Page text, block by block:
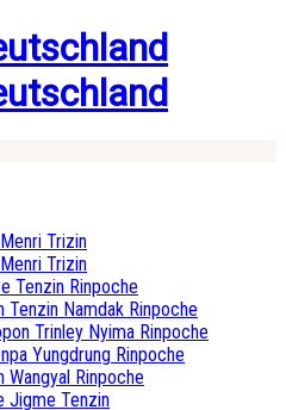
Trizin
Trizin
Tenzin Rinpoche
Tenzin Namdak Rinpoche
Trinley Nyima Rinpoche
Yungdrung Rinpoche
Wangyal Rinpoche
Jigme Tenzin